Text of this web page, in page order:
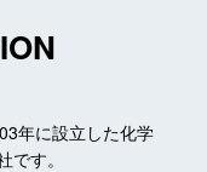
年に設立した化学
す。